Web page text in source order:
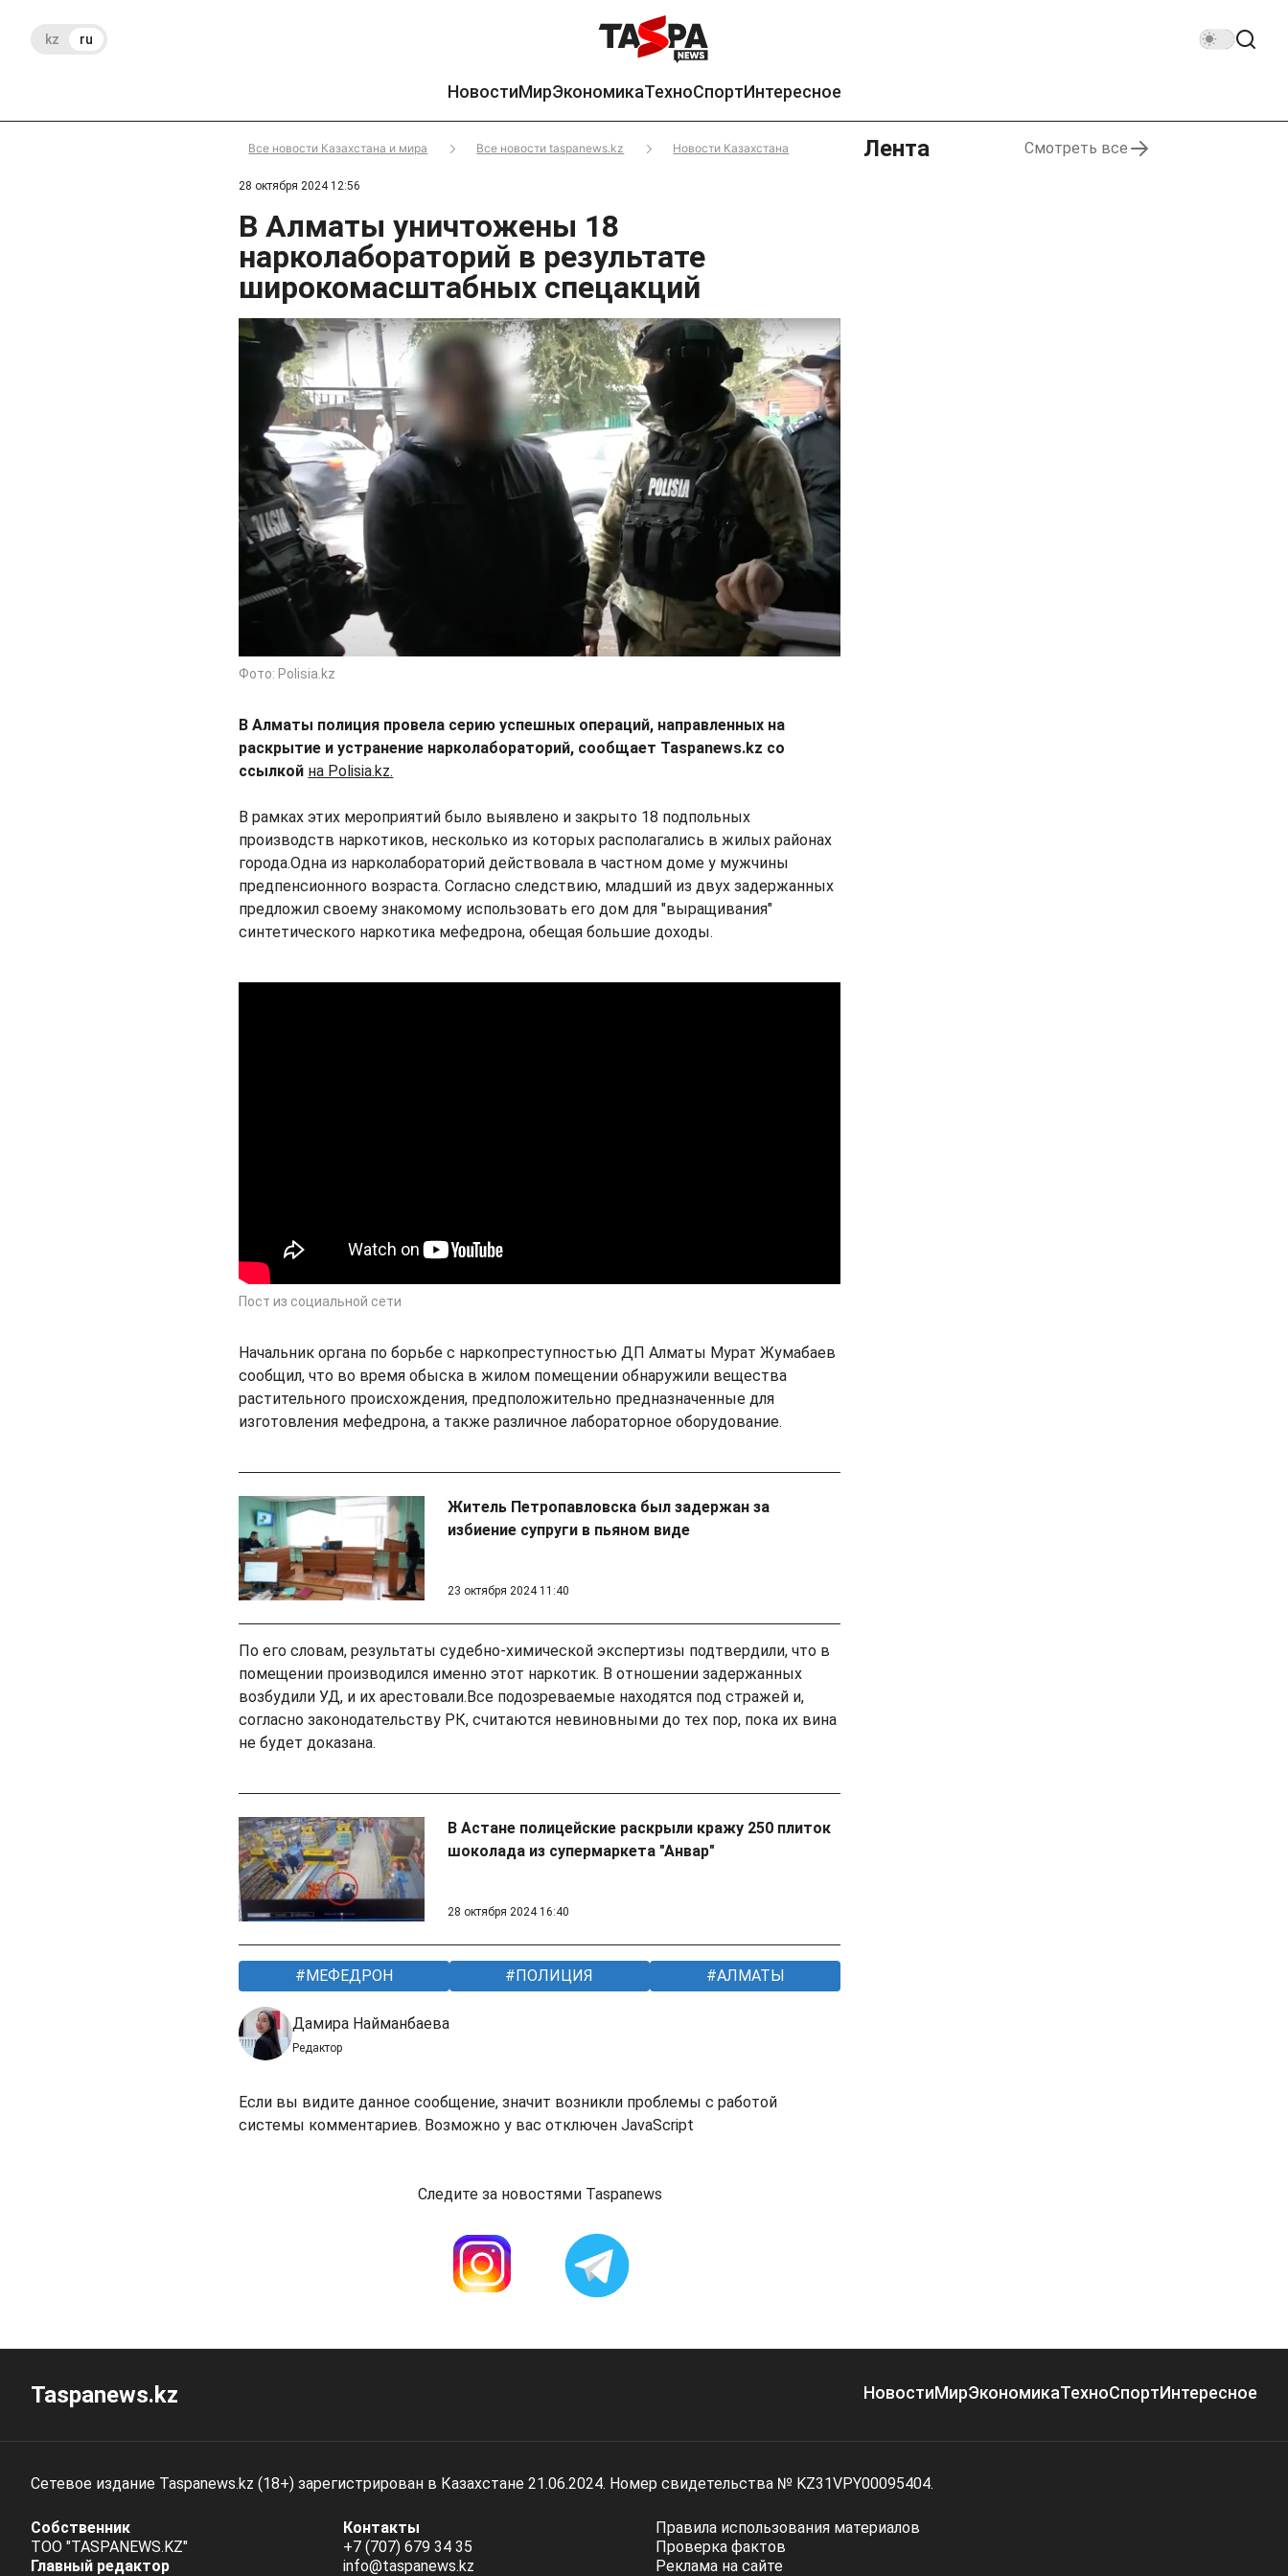
kz ru
НовостиМирЭкономикаТехноСпортИнтересное
Все новости Казахстана и мира Все новости taspanews.kz Новости Казахстана
28 октября 2024 12:56
В Алматы уничтожены 18
нарколабораторий в результате
широкомасштабных спецакций
Фото: Polisia.kz
В Алматы полиция провела серию успешных операций, направленных на
раскрытие и устранение нарколабораторий, сообщает Taspanews.kz со
ссылкой на Polisia.kz.
В рамках этих мероприятий было выявлено и закрыто 18 подпольных
производств наркотиков, несколько из которых располагались в жилых районах
города.Одна из нарколабораторий действовала в частном доме у мужчины
предпенсионного возраста. Согласно следствию, младший из двух задержанных
предложил своему знакомому использовать его дом для "выращивания"
синтетического наркотика мефедрона, обещая большие доходы.
Пост из социальной сети
Начальник органа по борьбе с наркопреступностью ДП Алматы Мурат Жумабаев
сообщил, что во время обыска в жилом помещении обнаружили вещества
растительного происхождения, предположительно предназначенные для
изготовления мефедрона, а также различное лабораторное оборудование.
Житель Петропавловска был задержан за
избиение супруги в пьяном виде
23 октября 2024 11:40
По его словам, результаты судебно-химической экспертизы подтвердили, что в
помещении производился именно этот наркотик. В отношении задержанных
возбудили УД, и их арестовали.Все подозреваемые находятся под стражей и,
согласно законодательству РК, считаются невиновными до тех пор, пока их вина
не будет доказана.
В Астане полицейские раскрыли кражу 250 плиток
шоколада из супермаркета "Анвар"
28 октября 2024 16:40
МЕФЕДРОН ПОЛИЦИЯ АЛМАТЫ
Дамира Найманбаева
Редактор
Если вы видите данное сообщение, значит возникли проблемы с работой
системы комментариев. Возможно у вас отключен JavaScript
Следите за новостями Taspanews
Лента Смотреть все
Taspanews.kz НовостиМирЭкономикаТехноСпортИнтересное
Сетевое издание Taspanews.kz (18+) зарегистрирован в Казахстане 21.06.2024. Номер свидетельства № KZ31VPY00095404.
Собственник
ТОО "TASPANEWS.KZ"
Главный редактор
Контакты
+7 (707) 679 34 35
info@taspanews.kz
Правила использования материалов
Проверка фактов
Реклама на сайте